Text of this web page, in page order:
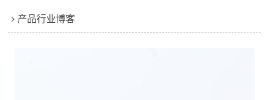
产品行业博客